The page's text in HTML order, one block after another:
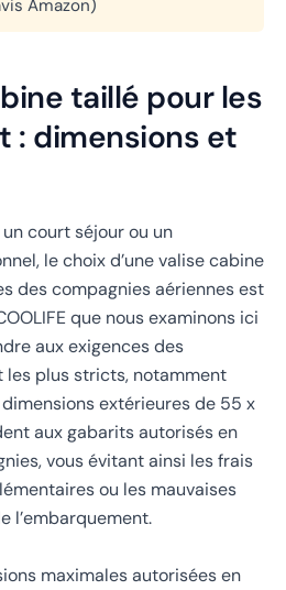
Amazon)
taillé pour les
: dimensions et
court séjour ou un
le choix d’une valise cabine
des compagnies aériennes est
que nous examinons ici
aux exigences des
plus stricts, notamment
extérieures de 55 x
aux gabarits autorisés en
vous évitant ainsi les frais
ou les mauvaises
l’embarquement.
maximales autorisées en